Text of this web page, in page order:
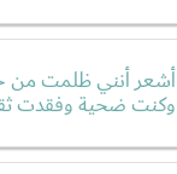
أشعر أنني ظلمت من
وكنت ضحية وفقدت